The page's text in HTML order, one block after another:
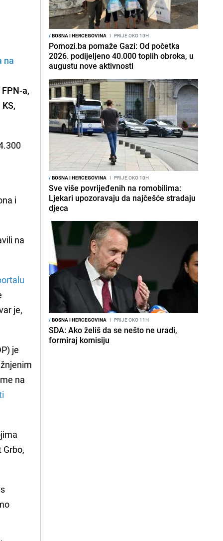
na
a,
i
na
je,
je
na
/BOSNA I HERCEGOVINA I PRIJE OKO 10H
Pomozi.ba pomaže Gazi: Od početka
2026. podijeljeno 40.000 toplih obroka, u
augustu nove aktivnosti
/BOSNA I HERCEGOVINA I PRIJE OKO 10H
Sve više povrijeđenih na romobilima:
Ljekari upozoravaju da najčešće stradaju
djeca
/BOSNA I HERCEGOVINA I PRIJE OKO 11H
SDA: Ako želiš da se nešto ne uradi,
formiraj komisiju